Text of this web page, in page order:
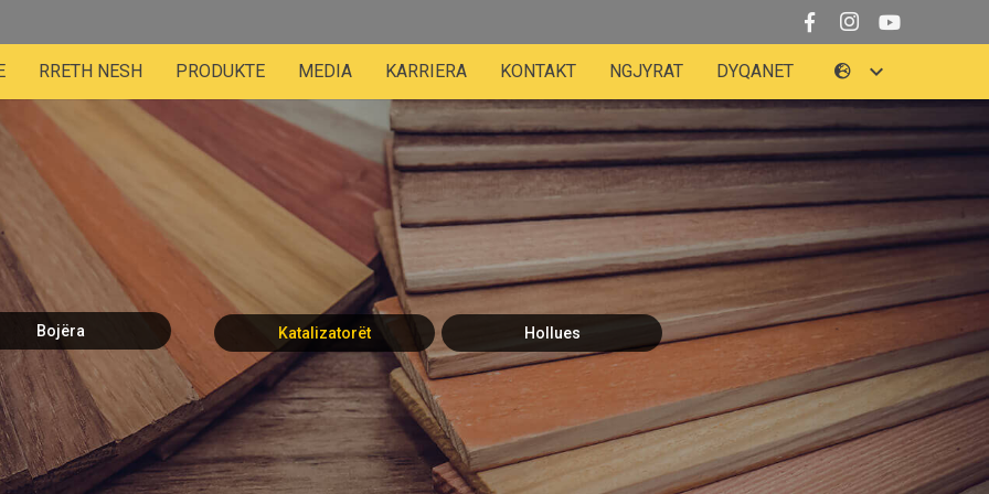
RRETH NESH PRODUKTE MEDIA KARRIERA KONTAKT NGJYRAT DYQANET
Bojëra Katalizatorët Hollues